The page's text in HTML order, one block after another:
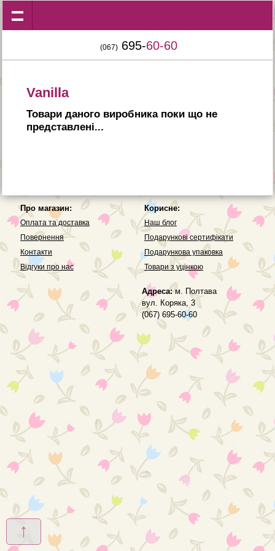
(067) 695-60-60
Vanilla
Товари даного виробника поки що не
представленi...
↑
Про магазин:
Оплата та доставка
Повернення
Контакти
Вiдгуки про нас
Корисне:
Наш блог
Подарункові сертифікати
Подарункова упаковка
Товари з уцінкою
Адреса:м. Полтава
вул. Коряка, 3
(067) 695-60-60